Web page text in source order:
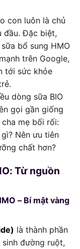
con luôn là chủ
đầu. Đặc biệt,
bổ sung HMO
trên Google,
tới sức khỏe
dòng sữa BIO
gọi gần giống
mẹ bối rối:
Nên ưu tiên
chất hơn?
Từ nguồn
– Bí mật vàng
là thành phần
đường ruột,